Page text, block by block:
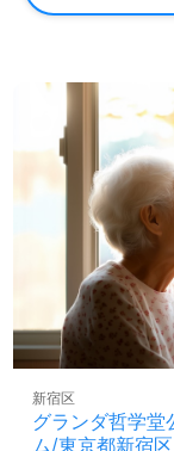
は1日平均100分
役に立ちたい、
活かしたい』
い』『笑顔とワ
『日勤正社員で
をしたい』等の
担当コンサル
慮なくお願いし
全国の求人ご
しは【ウィル
方も遠慮なく＊
LINE、メール、
相談可能です。
料サービスをご
あり！＞"転職
グランダ哲学
ム/東京都新宿区
新宿区